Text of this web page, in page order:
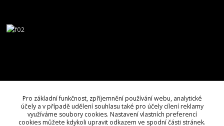
Pro základní funkčnost, zpříjemnění používání webu, analytické
účely a v případě udělení souhlasu také pro účely cílení reklamy
využíváme soubory cookies. Nastavení vlastních preferencí
cookies můžete kdykoli upravit odkazem ve spodní části stránek.